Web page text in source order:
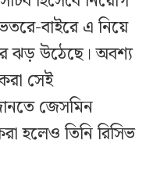
বাইরে এ নিয়ে
ঝড় উঠেছে। অবশ্য
সেই
জেসমিন
হলেও তিনি রিসিভ